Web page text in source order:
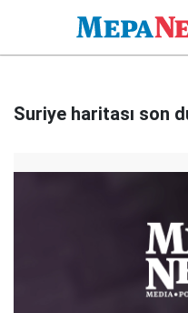
Suriye haritası son